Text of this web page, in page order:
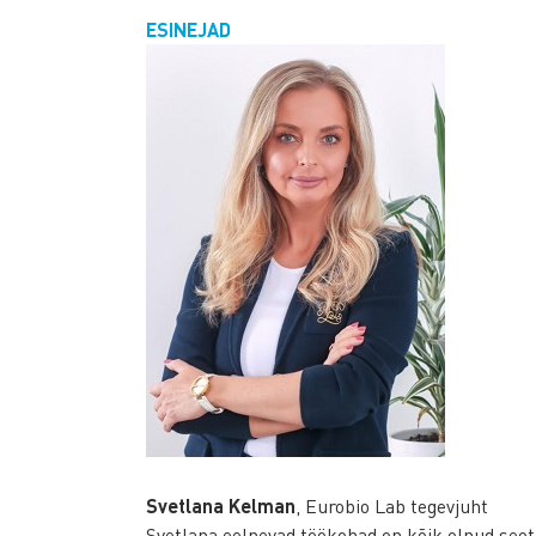
ESINEJAD
Svetlana Kelman , Eurobio Lab tegevjuht